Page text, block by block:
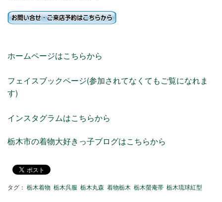
ホームページはこちらから
フェイスブックページ(参加されてなくてもご覧になれま
す)
インスタグラムはこちらから
栃木市の着物大好きっ子ブログはこちらから
タグ： 栃木着物 栃木呉服 栃木丸森 着物栃木 栃木螢庵帯 栃木琉球紅型